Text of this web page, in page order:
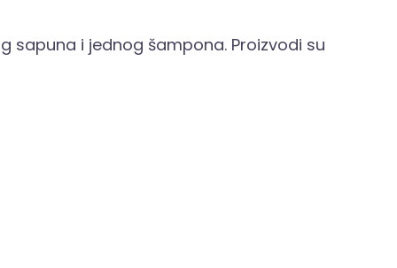
sapuna i jednog šampona. Proizvodi su